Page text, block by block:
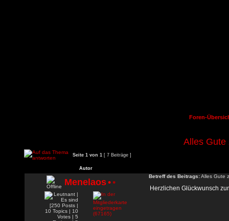
Foren-
Alles Gute
Seite 1 von 1 [ 7 Beiträge ]
Autor
Menelaos••
Betreff des Beitrags:Alles Gute
Herzlichen Glückwunsch